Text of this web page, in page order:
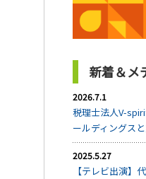
新着＆メ
2026.7.1
税理士法人V-
ールディングス
2025.5.27
【テレビ出演】